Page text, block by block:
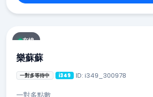
在線
樂蘇蘇
一對多等待中 i349 ID: i349_300978
一對多點數